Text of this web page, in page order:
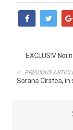
EXCLUSIV Noi
PREVIOUS
Sorana Cîrstea, în